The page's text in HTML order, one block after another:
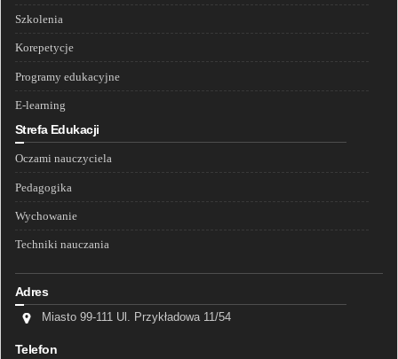
Szkolenia
Korepetycje
Programy edukacyjne
E-learning
Strefa Edukacji
Oczami nauczyciela
Pedagogika
Wychowanie
Techniki nauczania
Adres
Miasto 99-111 Ul. Przykładowa 11/54
Telefon